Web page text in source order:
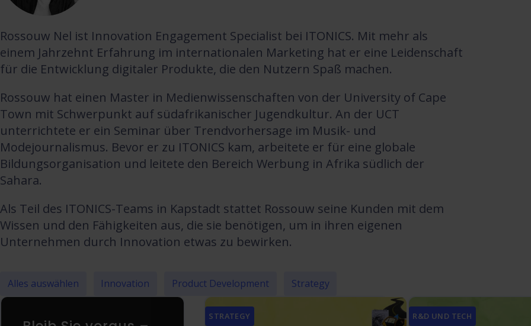
Rossouw Nel ist Innovation Engagement Specialist bei ITONICS. Mit mehr als
einem Jahrzehnt Erfahrung im internationalen Marketing hat er eine Leidenschaft
für die Entwicklung digitaler Produkte, die den Nutzern Spaß machen.
Rossouw hat einen Master in Medienwissenschaften von der University of Cape
Town mit Schwerpunkt auf südafrikanischer Jugendkultur. An der UCT
unterrichtete er ein Seminar über Trendvorhersage im Musik- und
Modejournalismus. Bevor er zu ITONICS kam, arbeitete er für eine globale
Bildungsorganisation und leitete den Bereich Werbung in Afrika südlich der
Sahara.
Als Teil des ITONICS-Teams in Kapstadt stattet Rossouw seine Kunden mit dem
Wissen und den Fähigkeiten aus, die sie benötigen, um in ihren eigenen
Unternehmen durch Innovation etwas zu bewirken.
Alles auswählen Innovation Product Development Strategy
STRATEGY R&D UND TECH